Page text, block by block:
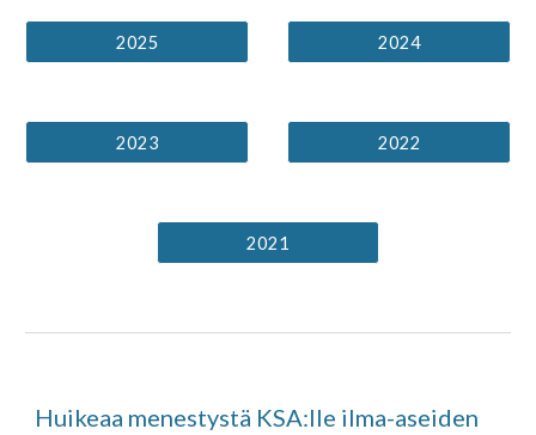
2025 2024
2023 2022
2021
Huikeaa menestystä KSA:lle ilma-aseiden